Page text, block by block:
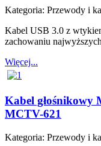
Kategoria: Przewody i
Kabel USB 3.0 z
zachowaniu
Więcej...
Kabel głośnikowy
MCTV-621
Kategoria: Przewody i